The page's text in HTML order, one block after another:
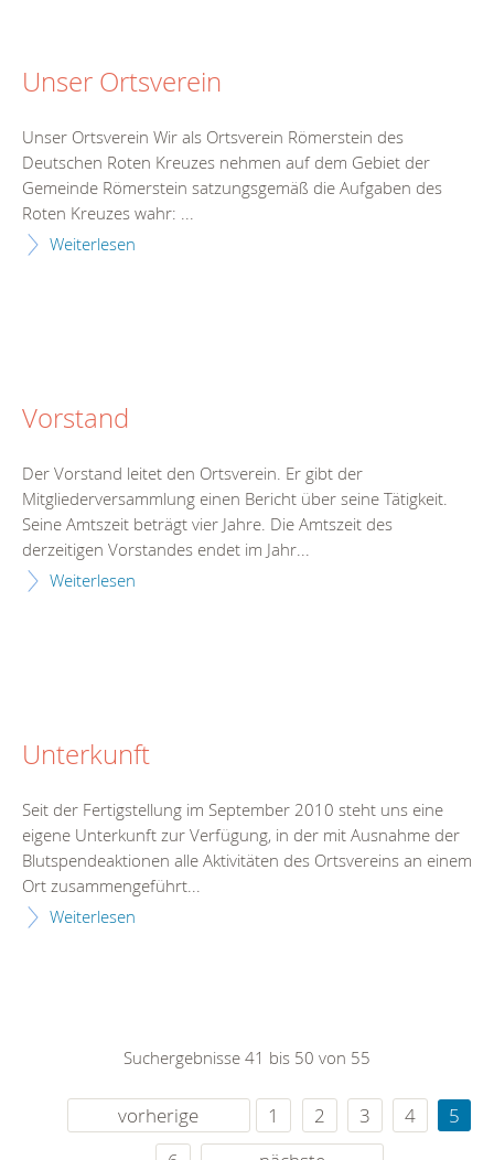
Unser Ortsverein
Unser Ortsverein Wir als Ortsverein Römerstein des
Deutschen Roten Kreuzes nehmen auf dem Gebiet der
Gemeinde Römerstein satzungsgemäß die Aufgaben des
Roten Kreuzes wahr: ...
Weiterlesen
Vorstand
Der Vorstand leitet den Ortsverein. Er gibt der
Mitgliederversammlung einen Bericht über seine Tätigkeit.
Seine Amtszeit beträgt vier Jahre. Die Amtszeit des
derzeitigen Vorstandes endet im Jahr...
Weiterlesen
Unterkunft
Seit der Fertigstellung im September 2010 steht uns eine
eigene Unterkunft zur Verfügung, in der mit Ausnahme der
Blutspendeaktionen alle Aktivitäten des Ortsvereins an einem
Ort zusammengeführt...
Weiterlesen
Suchergebnisse 41 bis 50 von 55
vorherige 1 2 3 4
5